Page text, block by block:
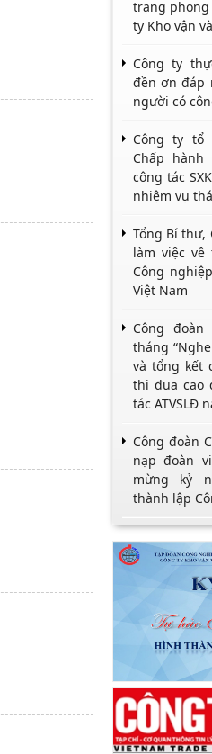
trạng
ty Kho vận
Công ty
đền ơn đáp
người có
Công ty tổ
Chấp
công tác
nhiệm vụ
Tổng Bí
làm việc về
Công
Việt Nam
Công
tháng
và tổng kết
thi đua cao
tác ATVSLĐ
Công đoàn
nạp đoàn
mừng kỷ
thành lập